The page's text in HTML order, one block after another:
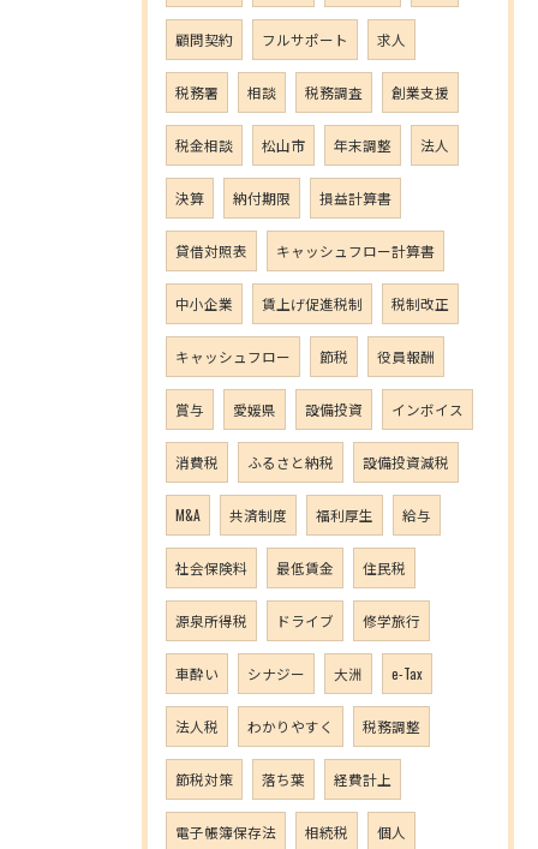
顧問契約 フルサポート 求人
税務署 相談 税務調査 創業支援
税金相談 松山市 年末調整 法人
決算 納付期限 損益計算書
貸借対照表 キャッシュフロー計算書
中小企業 賃上げ促進税制 税制改正
キャッシュフロー 節税 役員報酬
賞与 愛媛県 設備投資 インボイス
消費税 ふるさと納税 設備投資減税
M&A 共済制度 福利厚生 給与
社会保険料 最低賃金 住民税
源泉所得税 ドライブ 修学旅行
車酔い シナジー 大洲 e-Tax
法人税 わかりやすく 税務調整
節税対策 落ち葉 経費計上
電子帳簿保存法 相続税 個人